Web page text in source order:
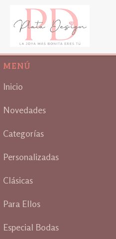
MENÚ
Inicio
Novedades
Categorías
Personalizadas
Clásicas
Para Ellos
Especial Bodas